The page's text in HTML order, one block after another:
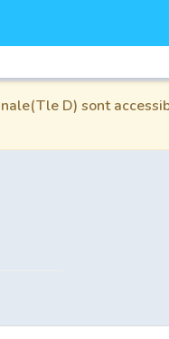
D) sont